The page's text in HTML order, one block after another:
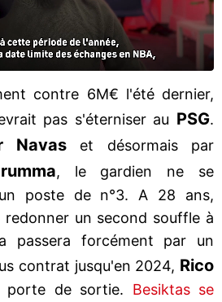
contre 6M€ l'été dernier,
pas s'éterniser au PSG.
Navas et désormais par
, le gardien ne se
poste de n°3. A 28 ans,
redonner un second souffle à
passera forcément par un
contrat jusqu'en 2024, Rico
porte de sortie. Besiktas se